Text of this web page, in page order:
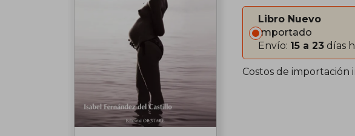
Libro Nuevo
Importado
Envío: 15 a 23 días
Costos de importación